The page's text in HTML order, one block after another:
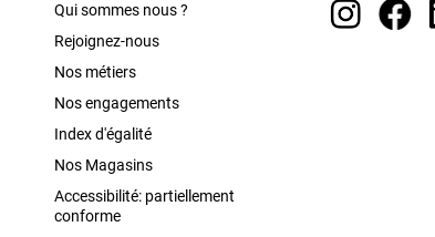
Qui sommes nous ?
Rejoignez-nous
Nos métiers
Nos engagements
Index d'égalité
Nos Magasins
Accessibilité: partiellement
conforme